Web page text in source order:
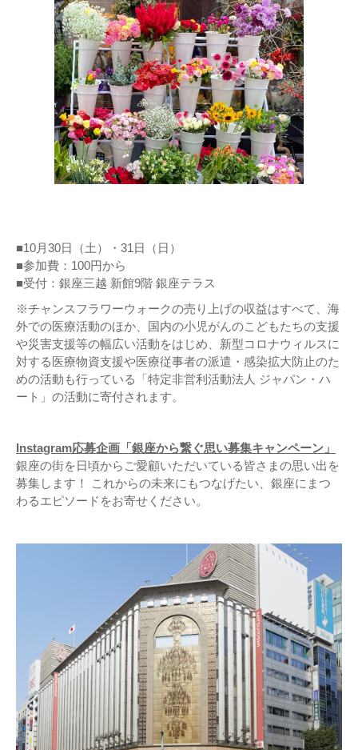
■10月30日（土）・31日（日）
■参加費：100円から
■受付：銀座三越 新館9階 銀座テラス
※チャンスフラワーウォークの売り上げの収益はすべて、海
外での医療活動のほか、国内の小児がんのこどもたちの支援
や災害支援等の幅広い活動をはじめ、新型コロナウィルスに
対する医療物資支援や医療従事者の派遣・感染拡大防止のた
めの活動も行っている「特定非営利活動法人 ジャパン・ハ
ート」の活動に寄付されます。
Instagram応募企画「銀座から繋ぐ思い募集キャンペーン」
銀座の街を日頃からご愛顧いただいている皆さまの思い出を
募集します！ これからの未来にもつなげたい、銀座にまつ
わるエピソードをお寄せください。